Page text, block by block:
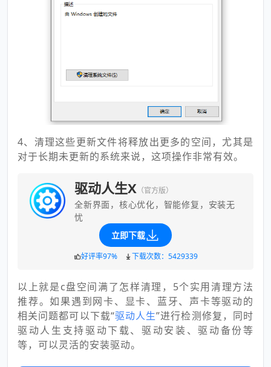
4、清理这些更新文件将释放出更多的空间，尤其是
对于长期未更新的系统来说，这项操作非常有效。
驱动人生X （官方版）
全新界面，核心优化，智能修复，安装无
忧
立即下载
好评率97% 下载次数：5429339
以上就是c盘空间满了怎样清理，5个实用清理方法
推荐。如果遇到网卡、显卡、蓝牙、声卡等驱动的
相关问题都可以下载“驱动人生”进行检测修复，同时
驱动人生支持驱动下载、驱动安装、驱动备份等
等，可以灵活的安装驱动。